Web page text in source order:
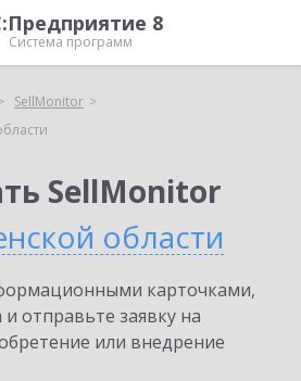
8
Система программ
SellMonitor
SellMonitor
области
карточками,
отправьте заявку на
или внедрение